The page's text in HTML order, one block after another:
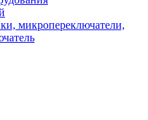
микропереключатели,